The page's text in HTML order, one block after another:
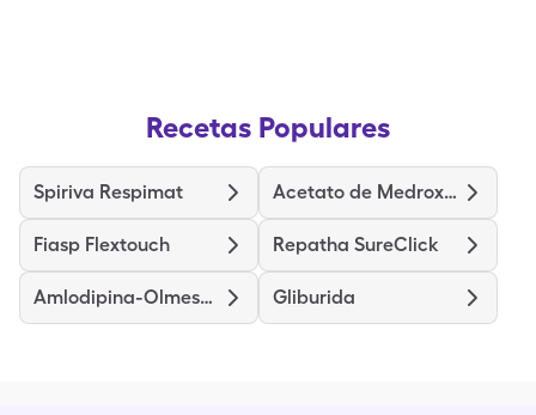
Recetas Populares
Spiriva Respimat Acetato de Medroxiprogesterona
Fiasp Flextouch Repatha SureClick
Amlodipina-Olmesartán Gliburida